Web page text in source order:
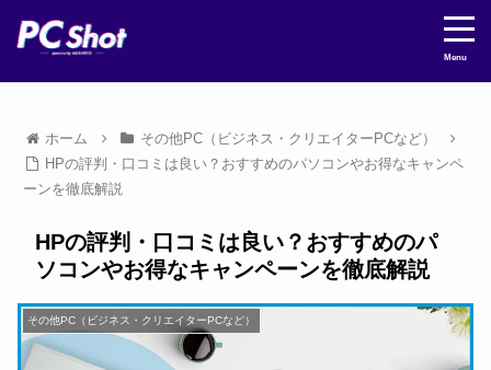
Menu
ホーム
その他PC（ビジネス・クリエイターPCなど）
HPの評判・口コミは良い？おすすめのパソコンやお得なキャンペ
ーンを徹底解説
HPの評判・口コミは良い？おすすめのパ
ソコンやお得なキャンペーンを徹底解説
その他PC（ビジネス・クリエイターPCなど）